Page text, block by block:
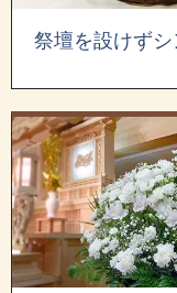
祭壇を設けずシ